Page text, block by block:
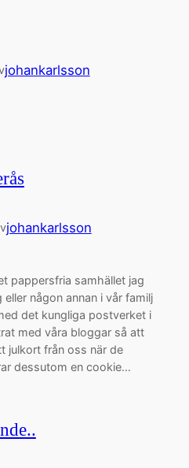
johankarlsson
johankarlsson
pappersfria samhället jag
någon annan i vår familj
det kungliga postverket i
med våra bloggar så att
julkort från oss när de
dessutom en cookie…